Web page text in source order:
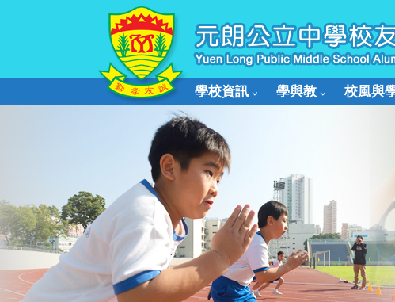
學校資訊 學與教 校風與